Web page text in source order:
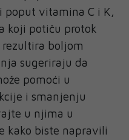
poput vitamina C i K,
koji potiču protok
boljom
sugeriraju da
pomoći u
i smanjenju
u njima u
kako biste napravili